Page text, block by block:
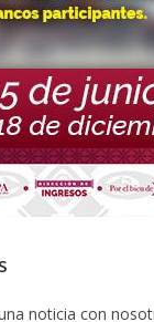
noticia con